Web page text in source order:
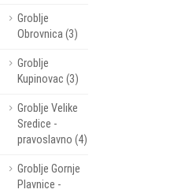
Groblje
Obrovnica (3)
Groblje
Kupinovac (3)
Groblje Velike
Sredice -
pravoslavno (4)
Groblje Gornje
Plavnice -